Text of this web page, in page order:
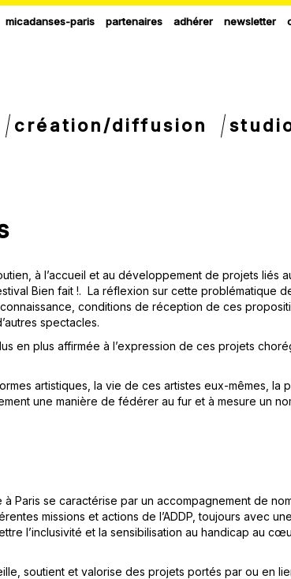
micadanses-paris partenaires adhérer newsletter
création/diffusion
à l’accueil et au développement de projets liés
Bien fait !. La réflexion sur cette problématique
conditions de réception de ces
spectacles.
en plus affirmée à l’expression de ces projets
artistiques, la vie de ces artistes eux-mêmes, la
une manière de fédérer au fur et à mesure un
Paris se caractérise par un accompagnement de
missions et actions de l’ADDP, toujours avec
l’inclusivité et la sensibilisation au handicap au
soutient et valorise des projets portés par ou en